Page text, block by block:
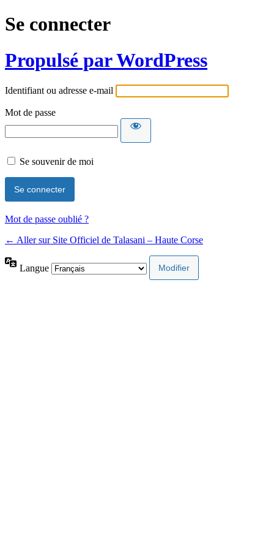
Se connecter
Propulsé par WordPress
Identifiant ou adresse e-mail
Mot de passe
Se souvenir de moi
Mot de passe oublié ?
← Aller sur Site Officiel de Talasani – Haute Corse
Langue